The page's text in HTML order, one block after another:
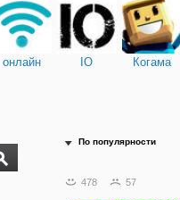
онлайн IO Когама
По популярности
478 57